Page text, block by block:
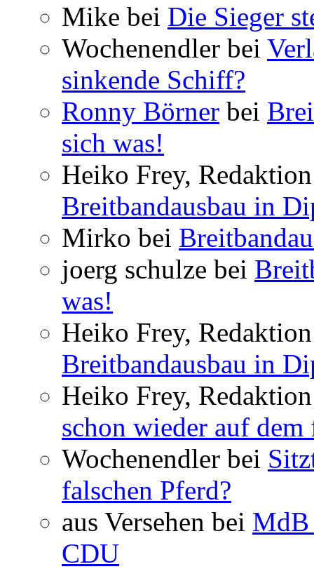
Mike bei Die Sieger
Wochenendler bei
sinkende Schiff?
Ronny Börner bei
sich was!
Heiko Frey,
Breitbandausbau in
Mirko bei
joerg schulze bei
was!
Heiko Frey,
Breitbandausbau in
Heiko Frey,
schon wieder auf dem
Wochenendler bei
falschen Pferd?
aus Versehen bei MdB
CDU